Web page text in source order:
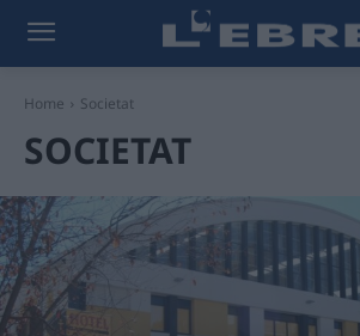
Home Societat
SOCIETAT